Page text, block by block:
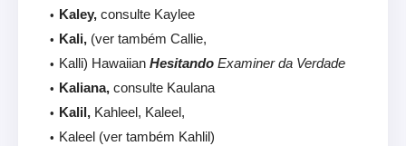
Kaley, consulte Kaylee
Kali, (ver também Callie,
Kalli) Hawaiian Hesitando Examiner da Verdade
Kaliana, consulte Kaulana
Kalil, Kahleel, Kaleel,
Kaleel (ver também Kahlil)